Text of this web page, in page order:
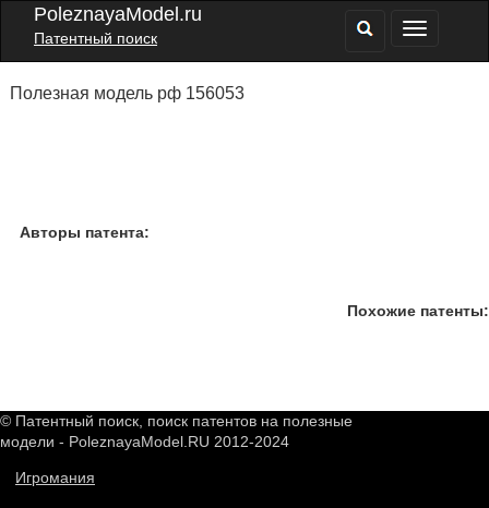
PoleznayaModel.ru
Патентный поиск
Полезная модель рф 156053
Авторы патента:
Похожие патенты:
© Патентный поиск, поиск патентов на полезные
модели - PoleznayaModel.RU 2012-2024
Игромания